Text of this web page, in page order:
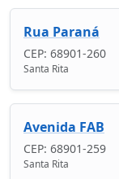
Rua Paraná
CEP: 68901-260
Santa Rita
Avenida FAB
CEP: 68901-259
Santa Rita